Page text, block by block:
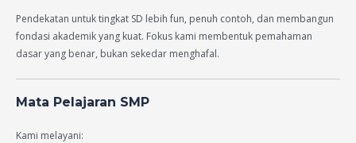
Pendekatan untuk tingkat SD lebih fun, penuh contoh, dan membangun
fondasi akademik yang kuat. Fokus kami membentuk pemahaman
dasar yang benar, bukan sekedar menghafal.
Mata Pelajaran SMP
Kami melayani: